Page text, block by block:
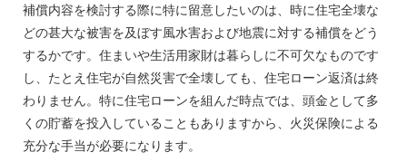
補償内容を検討する際に特に留意したいのは、時に住宅全壊な
どの甚大な被害を及ぼす風水害および地震に対する補償をどう
するかです。住まいや生活用家財は暮らしに不可欠なものです
し、たとえ住宅が自然災害で全壊しても、住宅ローン返済は終
わりません。特に住宅ローンを組んだ時点では、頭金として多
くの貯蓄を投入していることもありますから、火災保険による
充分な手当が必要になります。